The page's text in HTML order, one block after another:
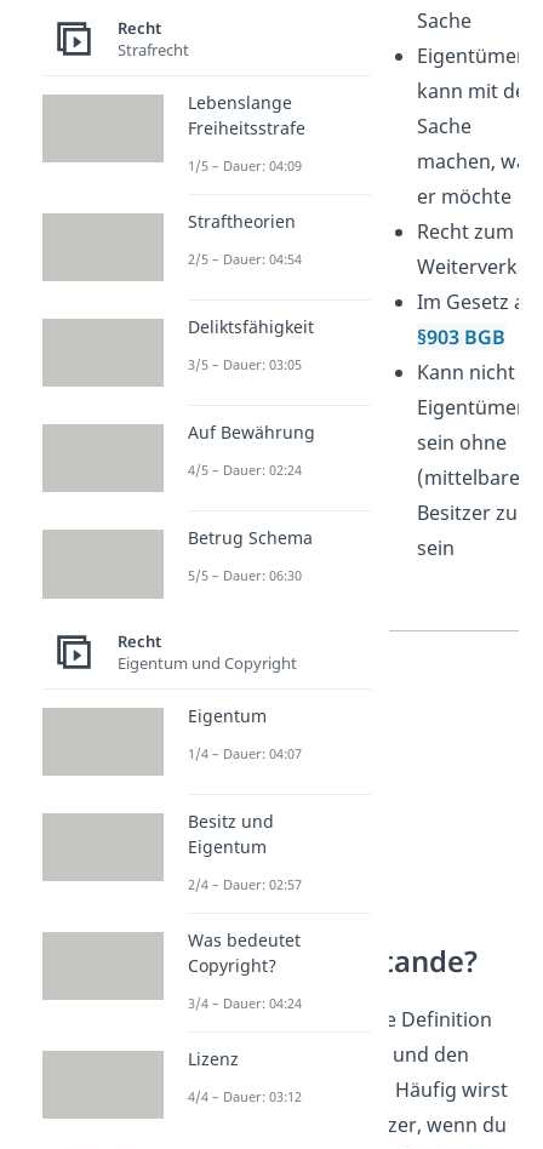
Besitzer kann
nur das
machen, was
Eigentümer
erlaubt hat
zum
Weiterverkauf
§854 BGB
Kann Besitzer
Eigentümer zu
sein
Sache
Eigentümer
kann mit der
Sache
machen, was
er möchte
Recht zum
Im Gesetz ab
§903 BGB
Kann nicht
Eigentümer
sein ohne
(mittelbarer)
Besitzer zu
sein
Wie kommt ein
Kaufvertrag zustande?
Super! Jetzt kennst du die Definition
von Besitz und Eigentum und den
Unterschied dazwischen. Häufig wirst
du Eigentümer und Besitzer, wenn du
Recht
Strafrecht
Lebenslange
Freiheitsstrafe
1/5 – Dauer: 04:09
Straftheorien
2/5 – Dauer: 04:54
Deliktsfähigkeit
3/5 – Dauer: 03:05
Auf Bewährung
4/5 – Dauer: 02:24
Betrug Schema
5/5 – Dauer: 06:30
Recht
Eigentum und Copyright
Eigentum
1/4 – Dauer: 04:07
Besitz und
Eigentum
2/4 – Dauer: 02:57
Was bedeutet
Copyright?
3/4 – Dauer: 04:24
Lizenz
4/4 – Dauer: 03:12